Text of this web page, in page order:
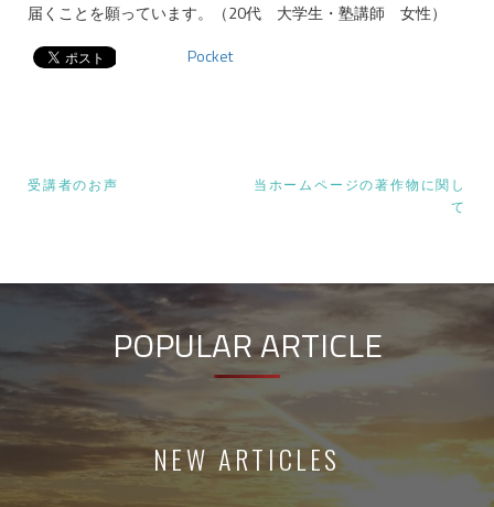
届くことを願っています。（20代 大学生・塾講師 女性）
Pocket
投
ビ
ー
シ
ョ
ン
受講者のお声
当ホームページの著作物に関し
て
POPULAR ARTICLE
NEW ARTICLES